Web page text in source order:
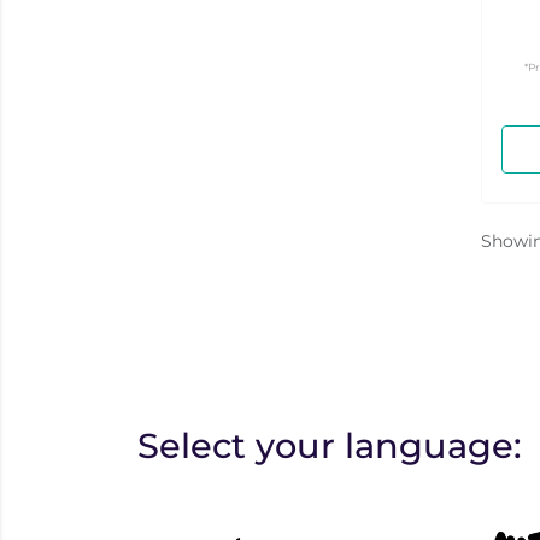
Select your language: